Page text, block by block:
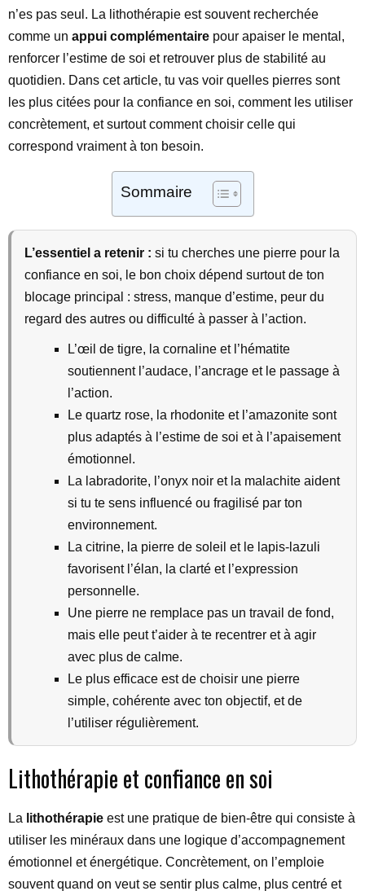
n’es pas seul. La lithothérapie est souvent recherchée
comme un appui complémentaire pour apaiser le mental,
renforcer l’estime de soi et retrouver plus de stabilité au
quotidien. Dans cet article, tu vas voir quelles pierres sont
les plus citées pour la confiance en soi, comment les utiliser
concrètement, et surtout comment choisir celle qui
correspond vraiment à ton besoin.
Sommaire
L’essentiel a retenir : si tu cherches une pierre pour la
confiance en soi, le bon choix dépend surtout de ton
blocage principal : stress, manque d’estime, peur du
regard des autres ou difficulté à passer à l’action.
L’œil de tigre, la cornaline et l’hématite
soutiennent l’audace, l’ancrage et le passage à
l’action.
Le quartz rose, la rhodonite et l’amazonite sont
plus adaptés à l’estime de soi et à l’apaisement
émotionnel.
La labradorite, l’onyx noir et la malachite aident
si tu te sens influencé ou fragilisé par ton
environnement.
La citrine, la pierre de soleil et le lapis-lazuli
favorisent l’élan, la clarté et l’expression
personnelle.
Une pierre ne remplace pas un travail de fond,
mais elle peut t’aider à te recentrer et à agir
avec plus de calme.
Le plus efficace est de choisir une pierre
simple, cohérente avec ton objectif, et de
l’utiliser régulièrement.
Lithothérapie et confiance en soi
La lithothérapie est une pratique de bien-être qui consiste à
utiliser les minéraux dans une logique d’accompagnement
émotionnel et énergétique. Concrètement, on l’emploie
souvent quand on veut se sentir plus calme, plus centré et